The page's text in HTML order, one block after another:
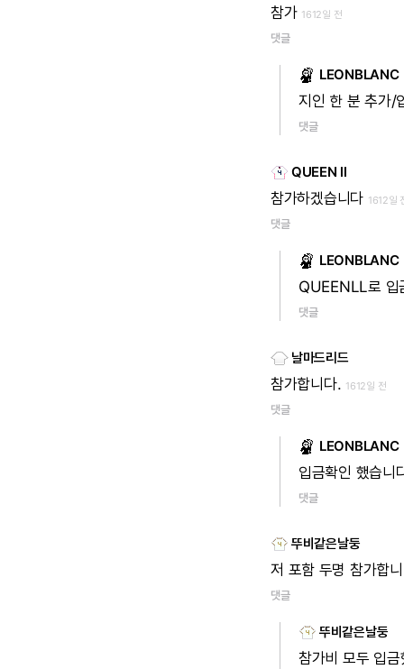
참가 1612일 전
댓글
LEONBLANC
지인 한 분 추가/
댓글
QUEEN ll
참가하겠습니다 1612일
댓글
LEONBLANC
QUEENLL로 입
댓글
날마드리드
참가합니다. 1612일 전
댓글
LEONBLANC
입금확인 했습니
댓글
뚜비같은날둥
저 포함 두명 참가합
댓글
뚜비같은날둥
참가비 모두 입